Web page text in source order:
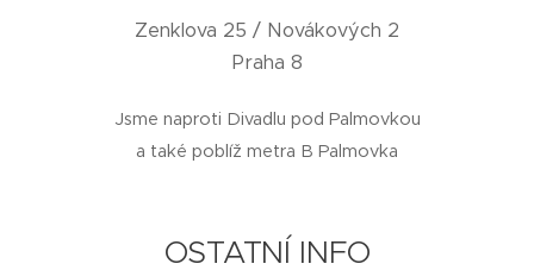
Zenklova 25 / Novákových 2
Praha 8
Jsme naproti Divadlu pod Palmovkou
a také poblíž metra B Palmovka
OSTATNÍ INFO